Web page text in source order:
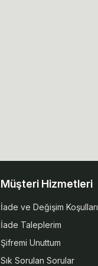
Müşteri Hizmetleri
İade ve Değişim Koşulları
İade Taleplerim
Şifremi Unuttum
Sık Sorulan Sorular